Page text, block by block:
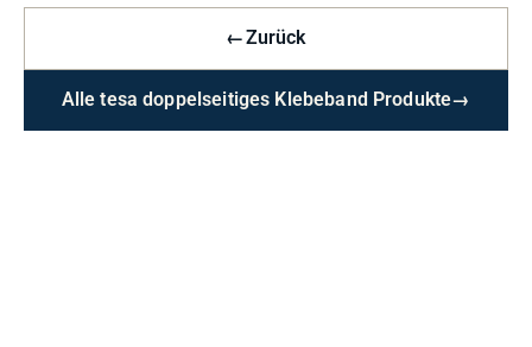
←Zurück
Alle tesa doppelseitiges Klebeband Produkte→